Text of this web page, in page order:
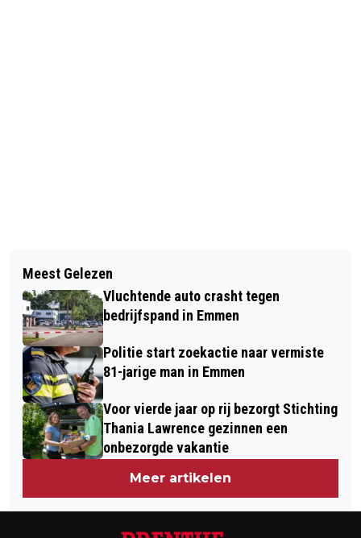
MAMMOETDAGEN BIJ HET
HUNEBEDCENTRUM OP 23 EN 24 MEI
GEPARKEERDE AUTO GAAT VOLLEDIG
IN VLAMMEN OP
Meest Gelezen
Vluchtende auto crasht tegen
bedrijfspand in Emmen
Politie start zoekactie naar vermiste
81-jarige man in Emmen
Voor vierde jaar op rij bezorgt Stichting
Thania Lawrence gezinnen een
onbezorgde vakantie
Meer artikelen